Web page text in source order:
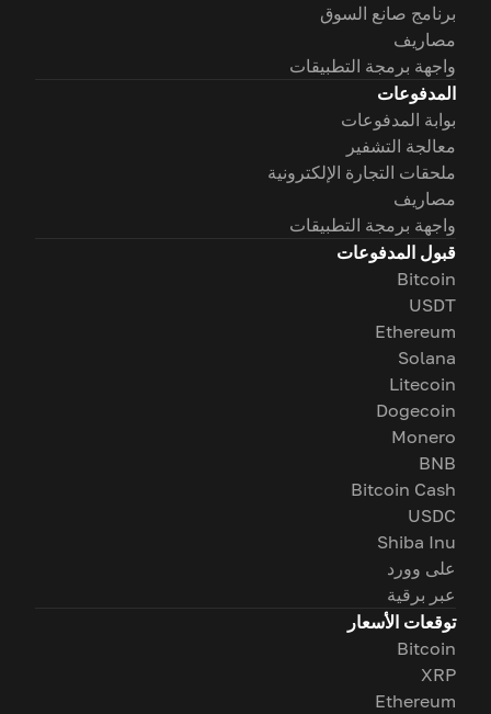
برنامج صانع السوق
مصاريف
واجهة برمجة التطبيقات
المدفوعات
بوابة المدفوعات
معالجة التشفير
ملحقات التجارة الإلكترونية
مصاريف
واجهة برمجة التطبيقات
قبول المدفوعات
Bitcoin
USDT
Ethereum
Solana
Litecoin
Dogecoin
Monero
BNB
Bitcoin Cash
USDC
Shiba Inu
على وورد
عبر برقية
توقعات الأسعار
Bitcoin
XRP
Ethereum